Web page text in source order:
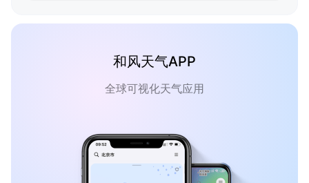
和风天气APP
全球可视化天气应用